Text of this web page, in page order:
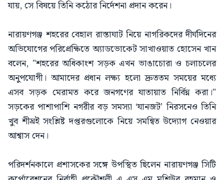
যায়, সে বিষয়ে তিনি কঠোর নির্দেশনা প্রদান করেন।
নারায়ণগঞ্জ শহরের বেহাল রাস্তাঘাট নিয়ে নাগরিকদের দীর্ঘদিনের
অভিযোগের পরিপ্রেক্ষিতে অ্যাডভোকেট সাখাওয়াত হোসেন খান
বলেন, "শহরের অধিকাংশ সড়ক এখন ভাঙাচোরা ও চলাচলের
অনুপযোগী। আমাদের প্রধান লক্ষ্য হলো দ্রুততম সময়ের মধ্যে
এসব সড়ক মেরামত করে জনগণের যাতায়াত নির্বিঘ্ন করা।"
সড়কের পাশাপাশি নগরীর বড় সমস্যা ‘যানজট’ নিরসনেও তিনি
খুব শীঘ্রই সংশ্লিষ্ট দপ্তরগুলোকে নিয়ে সমন্বিত উদ্যোগ নেওয়ার
আশ্বাস দেন।
পরিদর্শনকালে প্রশাসকের সঙ্গে উপস্থিত ছিলেন নারায়ণগঞ্জ সিটি